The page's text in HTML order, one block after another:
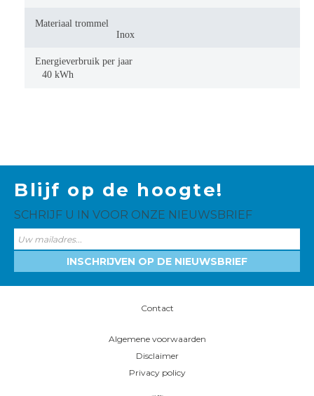
Materiaal trommel
Inox
Energieverbruik per jaar
40 kWh
Blijf op de hoogte!
SCHRIJF U IN VOOR ONZE NIEUWSBRIEF
INSCHRIJVEN OP DE NIEUWSBRIEF
Contact
Algemene voorwaarden
Disclaimer
Privacy policy